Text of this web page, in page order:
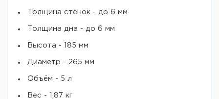
Толщина стенок - до 6 мм
Толщина дна - до 6 мм
Высота - 185 мм
Диаметр - 265 мм
Объём - 5 л
Вес - 1,87 кг